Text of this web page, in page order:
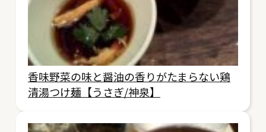
香味野菜の味と醤油の香りがたまらない鶏
清湯つけ麺【うさぎ/神泉】